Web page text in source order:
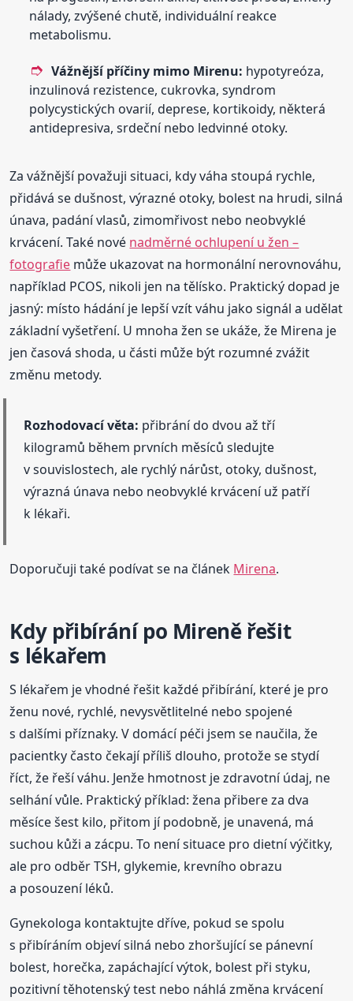
nálady, zvýšené chutě, individuální reakce
metabolismu.
Vážnější příčiny mimo Mirenu: hypotyreóza,
inzulinová rezistence, cukrovka, syndrom
polycystických ovarií, deprese, kortikoidy, některá
antidepresiva, srdeční nebo ledvinné otoky.
Za vážnější považuji situaci, kdy váha stoupá rychle,
přidává se dušnost, výrazné otoky, bolest na hrudi, silná
únava, padání vlasů, zimomřivost nebo neobvyklé
krvácení. Také nové nadměrné ochlupení u žen –
fotografie může ukazovat na hormonální nerovnováhu,
například PCOS, nikoli jen na tělísko. Praktický dopad je
jasný: místo hádání je lepší vzít váhu jako signál a udělat
základní vyšetření. U mnoha žen se ukáže, že Mirena je
jen časová shoda, u části může být rozumné zvážit
změnu metody.
Rozhodovací věta: přibrání do dvou až tří
kilogramů během prvních měsíců sledujte
v souvislostech, ale rychlý nárůst, otoky, dušnost,
výrazná únava nebo neobvyklé krvácení už patří
k lékaři.
Doporučuji také podívat se na článek Mirena.
Kdy přibírání po Mireně řešit
s lékařem
S lékařem je vhodné řešit každé přibírání, které je pro
ženu nové, rychlé, nevysvětlitelné nebo spojené
s dalšími příznaky. V domácí péči jsem se naučila, že
pacientky často čekají příliš dlouho, protože se stydí
říct, že řeší váhu. Jenže hmotnost je zdravotní údaj, ne
selhání vůle. Praktický příklad: žena přibere za dva
měsíce šest kilo, přitom jí podobně, je unavená, má
suchou kůži a zácpu. To není situace pro dietní výčitky,
ale pro odběr TSH, glykemie, krevního obrazu
a posouzení léků.
Gynekologa kontaktujte dříve, pokud se spolu
s přibíráním objeví silná nebo zhoršující se pánevní
bolest, horečka, zapáchající výtok, bolest při styku,
pozitivní těhotenský test nebo náhlá změna krvácení